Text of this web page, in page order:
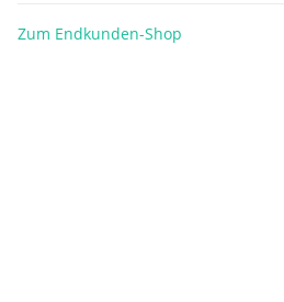
Zum Endkunden-Shop